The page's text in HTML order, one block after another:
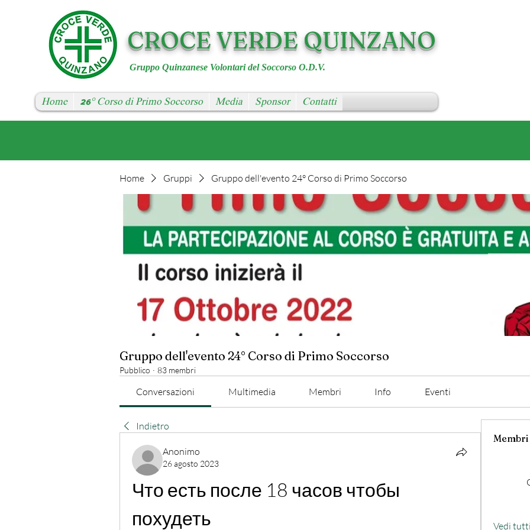
CROCE VERDE QUINZANO
Gruppo Quinzanese Volontari del Soccorso O.D.V.
Home 26° Corso di Primo Soccorso Media Sponsor Contatti
Home Gruppi Gruppo dell'evento 24° Corso di Primo Soccorso
Gruppo dell'evento 24° Corso di Primo Soccorso
Pubblico · 83 membri
Conversazioni Multimedia Membri Info Eventi
Indietro
Anonimo
26 agosto 2023
Что есть после 18 часов чтобы
похудеть
Membri
Vedi